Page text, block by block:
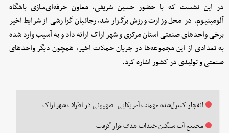
در این نشست که با حضور حسین شریفی، معاون حرفه‌ای‌سازی باشگاه
آلومینیوم، در محل وزارت ورزش برگزار شد، رجائیان گزارشی از شرایط اخیر
برخی واحدهای صنعتی استان مرکزی و شهر اراک ارائه داد و به آسیب وارد شده
به تعدادی از این مجموعه‌ها در جریان حملات اخیر، همچون دیگر واحدهای
صنعتی و تولیدی در کشور اشاره کرد.
انفجار کنترل‌شده ‌مهمات آمریکایی ـ صهیونی در اطراف شهر اراک
مجتمع آب سنگین خنداب هدف قرار گرفت